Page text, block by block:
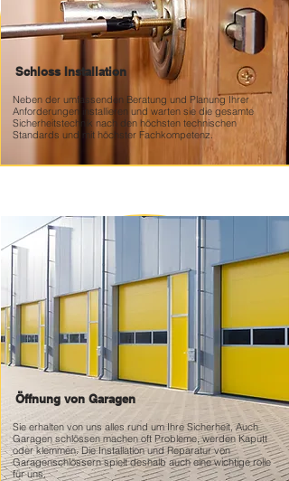
Schloss Installation
Neben der umfassenden Beratung und Planung Ihrer
Anforderungen installieren und warten sie die gesamte
Sicherheitstechnik nach den höchsten technischen
Standards und mit höchster Fachkompetenz.
Öffnung von Garagen
Sie erhalten von uns alles rund um Ihre Sicherheit, Auch
Garagen schlössen machen oft Probleme, werden Kaputt
oder klemmen. Die Installation und Reparatur von
Garagenschlössern spielt deshalb auch eine wichtige rolle
für uns.